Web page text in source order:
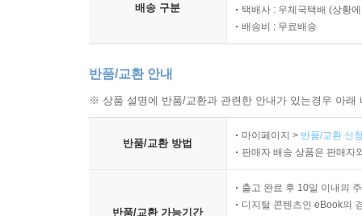
배송 구분
택배사 : 우체국택배 (상황
배송비 : 무료배송
반품/교환 안내
※ 상품 설명에 반품/교환과 관련한 안내가 있는경우 아
반품/교환 방법
마이페이지 > 반품/교환 신
판매자 배송 상품은 판매자
반품/교환 가능기간
출고 완료 후 10일 이내의
디지털 콘텐츠인 eBook의